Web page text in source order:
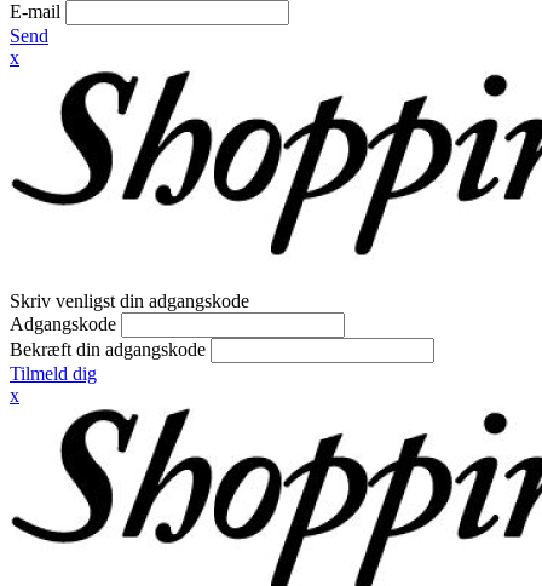
E-mail
Send
x
Skriv venligst din adgangskode
Adgangskode
Bekræft din adgangskode
Tilmeld dig
x